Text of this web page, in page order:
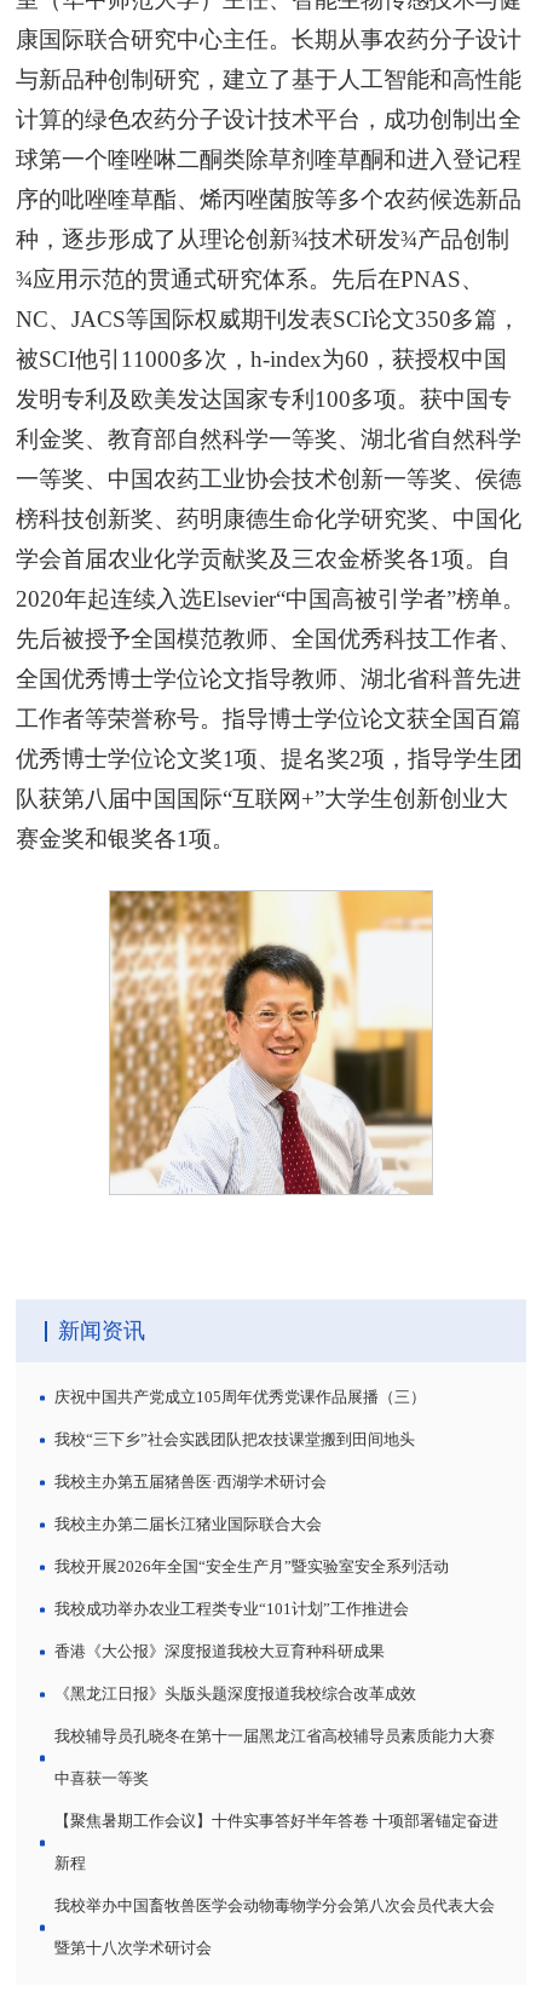
康国际联合研究中心主任。长期从事农药分子设计
与新品种创制研究，建立了基于人工智能和高性能
计算的绿色农药分子设计技术平台，成功创制出全
球第一个喹唑啉二酮类除草剂喹草酮和进入登记程
序的吡唑喹草酯、烯丙唑菌胺等多个农药候选新品
种，逐步形成了从理论创新¾技术研发¾产品创制
¾应用示范的贯通式研究体系。先后在PNAS、
NC、JACS等国际权威期刊发表SCI论文350多篇，
被SCI他引11000多次，h-index为60，获授权中国
发明专利及欧美发达国家专利100多项。获中国专
利金奖、教育部自然科学一等奖、湖北省自然科学
一等奖、中国农药工业协会技术创新一等奖、侯德
榜科技创新奖、药明康德生命化学研究奖、中国化
学会首届农业化学贡献奖及三农金桥奖各1项。自
2020年起连续入选Elsevier“中国高被引学者”榜单。
先后被授予全国模范教师、全国优秀科技工作者、
全国优秀博士学位论文指导教师、湖北省科普先进
工作者等荣誉称号。指导博士学位论文获全国百篇
优秀博士学位论文奖1项、提名奖2项，指导学生团
队获第八届中国国际“互联网+”大学生创新创业大
赛金奖和银奖各1项。
新闻资讯
庆祝中国共产党成立105周年优秀党课作品展播（三）
我校“三下乡”社会实践团队把农技课堂搬到田间地头
我校主办第五届猪兽医·西湖学术研讨会
我校主办第二届长江猪业国际联合大会
我校开展2026年全国“安全生产月”暨实验室安全系列活动
我校成功举办农业工程类专业“101计划”工作推进会
香港《大公报》深度报道我校大豆育种科研成果
《黑龙江日报》头版头题深度报道我校综合改革成效
我校辅导员孔晓冬在第十一届黑龙江省高校辅导员素质能力大赛
中喜获一等奖
【聚焦暑期工作会议】十件实事答好半年答卷 十项部署锚定奋进
新程
我校举办中国畜牧兽医学会动物毒物学分会第八次会员代表大会
暨第十八次学术研讨会